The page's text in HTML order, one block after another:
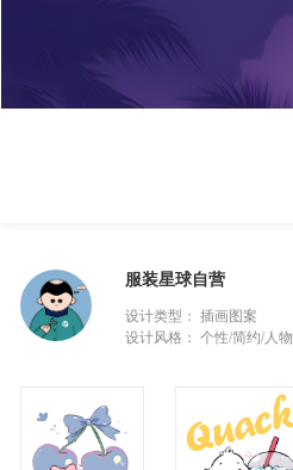
服装星球自营
设计类型： 插画图案
设计风格： 个性/简约/人物